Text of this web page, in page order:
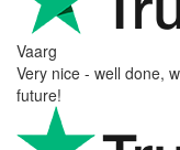
Vaarg
Very nice - well done,
future!